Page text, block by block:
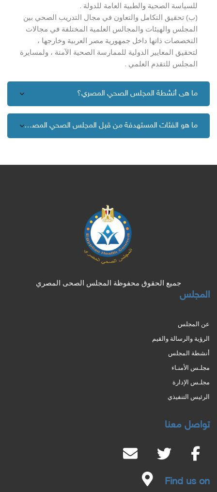
(ب) تحقيق التكامل والتعاون في مجال التدريب الصحي بين
المجلس والهيئات والمجالس العلمية المختلفة في مجالات
التخصصات ذاتها داخل جمهورية مصر العربية وخارجها ،
لتحقيق المعايير الدولية للممارسة الصحية الآمنة ، ولمسايرة
المجلس للتقدم العلمي .
ما هى أنشطة المجلس الصحي المصري؟
ما هو الفئات المستهدفة من قبل المجلس الصحي المصري ؟
جميع الحقوق محفوظة المجلس الصحى المصري
المجلس
عن المجلس
الرؤية والرسالة والقيم
أنشطة المجلس
مجلـس الأمنـاء
مجلـس الإدارة
الرئيس التنفيذي
تواصل معنا
Find us on